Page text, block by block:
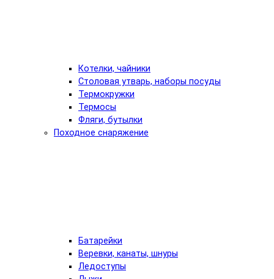
Котелки, чайники
Столовая утварь, наборы посуды
Термокружки
Термосы
Фляги, бутылки
Походное снаряжение
Батарейки
Веревки, канаты, шнуры
Ледоступы